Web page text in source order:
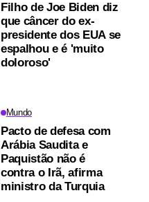
Filho de Joe Biden diz
que câncer do ex-
presidente dos EUA se
espalhou e é 'muito
doloroso'
Mundo
Pacto de defesa com
Arábia Saudita e
Paquistão não é
contra o Irã, afirma
ministro da Turquia